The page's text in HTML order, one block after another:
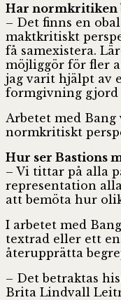
Har normkritiken
– Det finns en
maktkritiskt
få samexistera.
möjliggör för fler
jag varit hjälpt av
formgivning gjord
Arbetet med
normkritiskt
Hur ser Bastions
– Vi tittar på alla
representation
att bemöta hur
I arbetet med
textrad eller ett
återupprätta
– Det betraktas
Brita Lindvall